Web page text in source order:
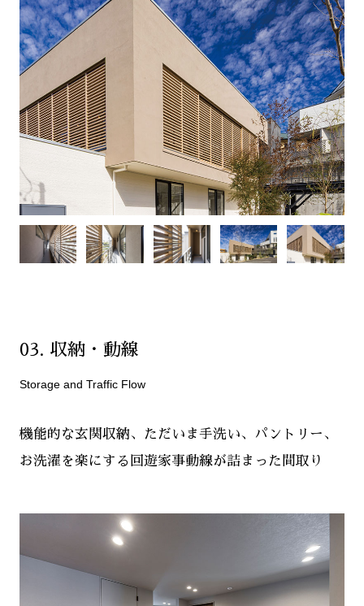
03. 収納・動線
Storage and Traffic Flow
機能的な玄関収納、ただいま手洗い、パントリー、
お洗濯を楽にする回遊家事動線が詰まった間取り